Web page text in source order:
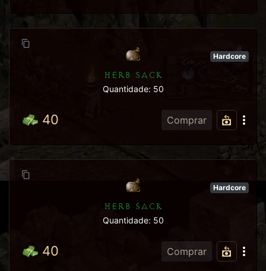
Hardcore
HERB SACK
Quantidade: 50
40 Comprar
Hardcore
HERB SACK
Quantidade: 50
40 Comprar